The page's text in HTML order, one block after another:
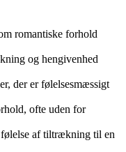
romantiske forhold
og hengivenhed
der er følelsesmæssigt
ofte uden for
af tiltrækning til en